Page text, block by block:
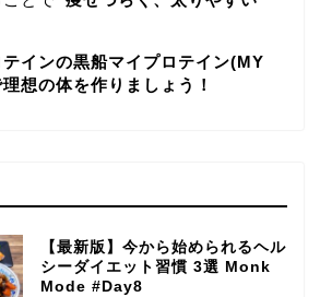
インの黒船マイプロテイン(MY
想の体を作りましょう！
【最新版】今から始められるヘル
シーダイエット習慣 3選 Monk
Mode #Day8